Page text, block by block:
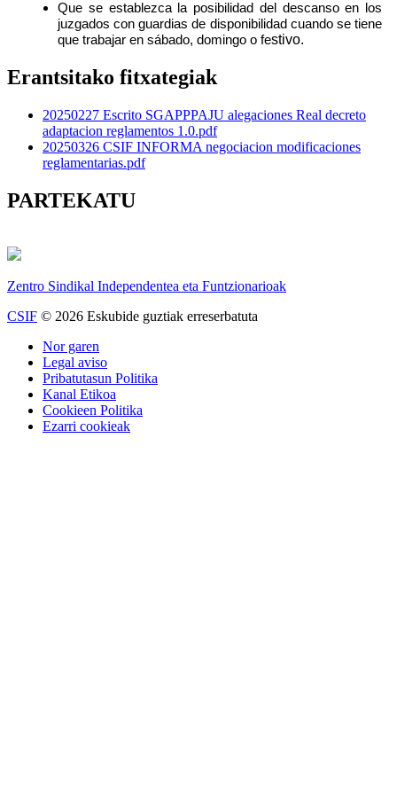
Que se establezca la posibilidad del descanso en los
juzgados con guardias de disponibilidad cuando se tiene
que trabajar en sábado, domingo o festivo.
Erantsitako fitxategiak
20250227 Escrito SGAPPPAJU alegaciones Real decreto
adaptacion reglamentos 1.0.pdf
20250326 CSIF INFORMA negociacion modificaciones
reglamentarias.pdf
PARTEKATU
Zentro Sindikal Independentea eta Funtzionarioak
CSIF © 2026 Eskubide guztiak erreserbatuta
Nor garen
Legal aviso
Pribatutasun Politika
Kanal Etikoa
Cookieen Politika
Ezarri cookieak